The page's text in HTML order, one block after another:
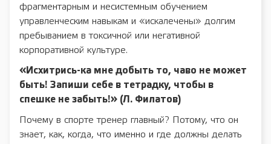
фрагментарным и несистемным обучением
управленческим навыкам и «искалечены» долгим
пребыванием в токсичной или негативной
корпоративной культуре.
«Исхитрись-ка мне добыть то, чаво не может
быть! Запиши себе в тетрадку, чтобы в
спешке не забыть!» (Л. Филатов)
Почему в спорте тренер главный? Потому, что он
знает, как, когда, что именно и где должны делать